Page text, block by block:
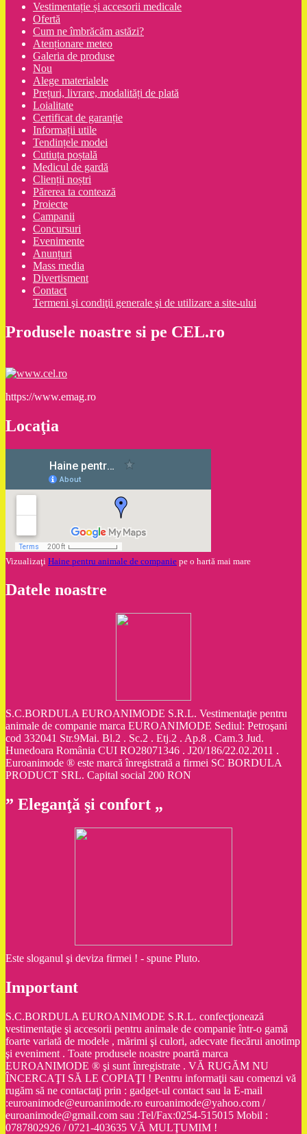
Vestimentație și accesorii medicale
Ofertă
Cum ne îmbrăcăm astăzi?
Atenționare meteo
Galeria de produse
Nou
Alege materialele
Prețuri, livrare, modalități de plată
Loialitate
Certificat de garanție
Informații utile
Tendințele modei
Cutiuța poștală
Medicul de gardă
Clienții noștri
Părerea ta contează
Proiecte
Campanii
Concursuri
Evenimente
Anunțuri
Mass media
Divertisment
Contact
Termeni şi condiţii generale şi de utilizare a site-ului
Produsele noastre si pe CEL.ro
https://www.emag.ro
Locaţia
Vizualizaţi Haine pentru animale de companie pe o hartă mai mare
Datele noastre
S.C.BORDULA EUROANIMODE S.R.L. Vestimentaţie pentru
animale de companie marca EUROANIMODE Sediul: Petroşani
cod 332041 Str.9Mai. Bl.2 . Sc.2 . Etj.2 . Ap.8 . Cam.3 Jud.
Hunedoara România CUI RO28071346 . J20/186/22.02.2011 .
Euroanimode ® este marcă înregistrată a firmei SC BORDULA
PRODUCT SRL. Capital social 200 RON
” Eleganţă şi confort „
Este sloganul şi deviza firmei ! - spune Pluto.
Important
S.C.BORDULA EUROANIMODE S.R.L. confecţionează
vestimentaţie şi accesorii pentru animale de companie într-o gamă
foarte variată de modele , mărimi şi culori, adecvate fiecărui anotimp
şi eveniment . Toate produsele noastre poartă marca
EUROANIMODE ® şi sunt înregistrate . VĂ RUGĂM NU
ÎNCERCAŢI SĂ LE COPIAŢI ! Pentru informaţii sau comenzi vă
rugăm să ne contactaţi prin : gadget-ul contact sau la E-mail
:euroanimode@euroanimode.ro euroanimode@yahoo.com /
euroanimode@gmail.com sau :Tel/Fax:0254-515015 Mobil :
0787802926 / 0721-403635 VĂ MULŢUMIM !